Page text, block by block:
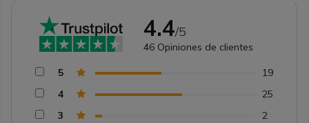
4.4/5
46 Opiniones de clientes
5
19
4
25
3
2